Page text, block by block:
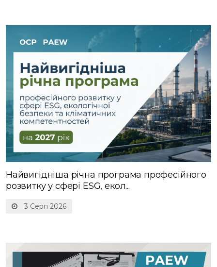
3 Серп 2026
Найвигідніша річна програма професійного
розвитку у сфері ESG, екол...